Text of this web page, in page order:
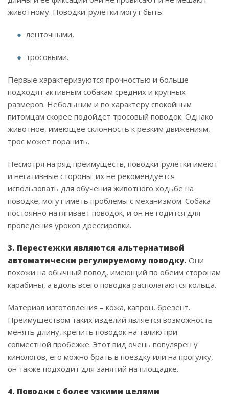
животному. Поводки-рулетки могут быть:
ленточными,
тросовыми.
Первые характеризуются прочностью и больше
подходят активным собакам средних и крупных
размеров. Небольшим и по характеру спокойным
питомцам скорее подойдет тросовый поводок. Однако
животное, имеющее склонность к резким движениям,
трос может поранить.
Несмотря на ряд преимуществ, поводки-рулетки имеют
и негативные стороны: их не рекомендуется
использовать для обучения животного ходьбе на
поводке, могут иметь проблемы с механизмом. Собака
постоянно натягивает поводок, и он не годится для
проведения уроков дрессировки.
3. Перестежки являются альтернативой
автоматически регулируемому поводку. Они
похожи на обычный повод, имеющий по обеим сторонам
карабины, а вдоль всего поводка располагаются кольца.
Материал изготовления – кожа, капрон, брезент.
Преимуществом таких изделий является возможность
менять длину, крепить поводок на талию при
совместной пробежке. Этот вид очень популярен у
кинологов, его можно брать в поездку или на прогулку,
он также подходит для занятий на площадке.
4. Поводки с более узкими целями